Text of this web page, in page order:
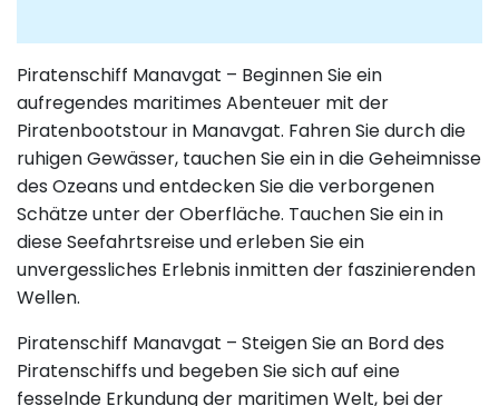
Piratenschiff Manavgat – Beginnen Sie ein
aufregendes maritimes Abenteuer mit der
Piratenbootstour in Manavgat. Fahren Sie durch die
ruhigen Gewässer, tauchen Sie ein in die Geheimnisse
des Ozeans und entdecken Sie die verborgenen
Schätze unter der Oberfläche. Tauchen Sie ein in
diese Seefahrtsreise und erleben Sie ein
unvergessliches Erlebnis inmitten der faszinierenden
Wellen.
Piratenschiff Manavgat – Steigen Sie an Bord des
Piratenschiffs und begeben Sie sich auf eine
fesselnde Erkundung der maritimen Welt, bei der